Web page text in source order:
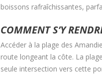
boissons rafraîchissantes,
COMMENT S’Y
Accéder à la plage des
route longeant la côte. La
seule intersection vers cette